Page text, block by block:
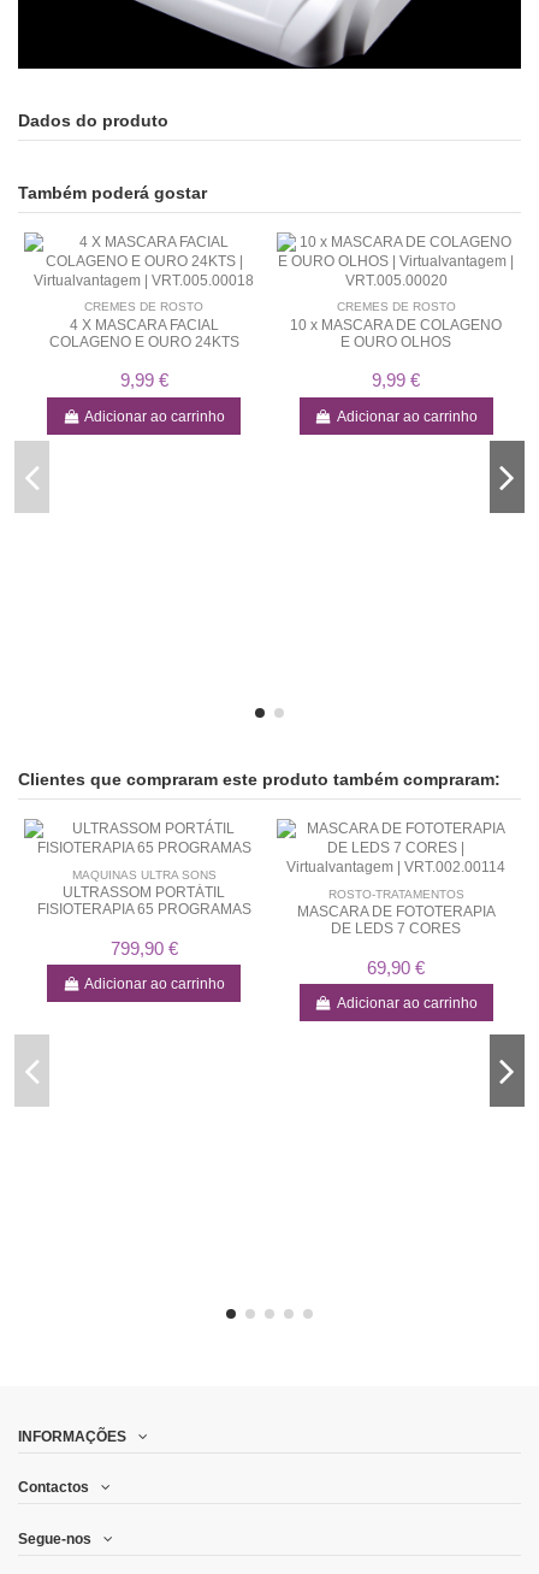
Dados do produto
Também poderá gostar
CREMES DE ROSTO
4 X MASCARA FACIAL
COLAGENO E OURO 24KTS
9,99 €
Adicionar ao carrinho
CREMES DE ROSTO
10 x MASCARA DE COLAGENO
E OURO OLHOS
9,99 €
Adicionar ao carrinho
Clientes que compraram este produto também compraram:
MAQUINAS ULTRA SONS
ULTRASSOM PORTÁTIL
FISIOTERAPIA 65 PROGRAMAS
799,90 €
Adicionar ao carrinho
ROSTO-TRATAMENTOS
MASCARA DE FOTOTERAPIA
DE LEDS 7 CORES
69,90 €
Adicionar ao carrinho
INFORMAÇÕES
Contactos
Segue-nos